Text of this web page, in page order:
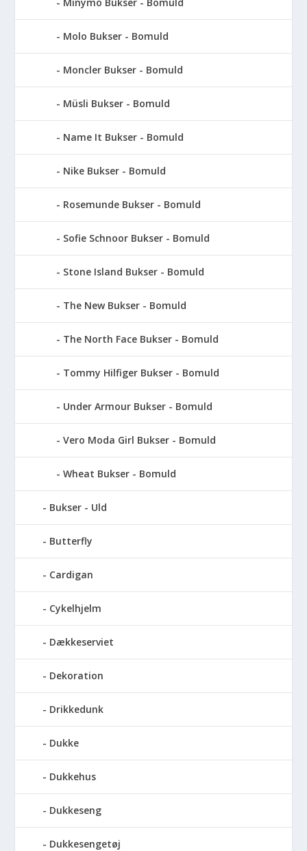
Molo Bukser - Bomuld
Moncler Bukser - Bomuld
Müsli Bukser - Bomuld
Name It Bukser - Bomuld
Nike Bukser - Bomuld
Rosemunde Bukser - Bomuld
Sofie Schnoor Bukser - Bomuld
Stone Island Bukser - Bomuld
The New Bukser - Bomuld
The North Face Bukser - Bomuld
Tommy Hilfiger Bukser - Bomuld
Under Armour Bukser - Bomuld
Vero Moda Girl Bukser - Bomuld
Wheat Bukser - Bomuld
Bukser - Uld
Butterfly
Cardigan
Cykelhjelm
Dækkeserviet
Dekoration
Drikkedunk
Dukke
Dukkehus
Dukkeseng
Dukkesengetøj